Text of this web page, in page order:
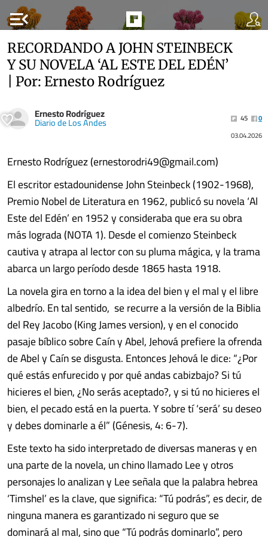
menu_open
RECORDANDO A JOHN STEINBECK
Y SU NOVELA ‘AL ESTE DEL EDÉN’
| Por: Ernesto Rodríguez
Ernesto Rodríguez
Diario de Los Andes 45
0
03.04.2026
Ernesto Rodríguez (ernestorodri49@gmail.com)
El escritor estadounidense John Steinbeck (1902-1968),
Premio Nobel de Literatura en 1962, publicó su novela ‘Al
Este del Edén’ en 1952 y consideraba que era su obra
más lograda (NOTA 1). Desde el comienzo Steinbeck
cautiva y atrapa al lector con su pluma mágica, y la trama
abarca un largo período desde 1865 hasta 1918.
La novela gira en torno a la idea del bien y el mal y el libre
albedrío. En tal sentido, se recurre a la versión de la Biblia
del Rey Jacobo (King James version), y en el conocido
pasaje bíblico sobre Caín y Abel, Jehová prefiere la ofrenda
de Abel y Caín se disgusta. Entonces Jehová le dice: “¿Por
qué estás enfurecido y por qué andas cabizbajo? Si tú
hicieres el bien, ¿No serás aceptado?, y si tú no hicieres el
bien, el pecado está en la puerta. Y sobre tí ‘será’ su deseo
y debes dominarle a él” (Génesis, 4: 6-7).
Este texto ha sido interpretado de diversas maneras y en
una parte de la novela, un chino llamado Lee y otros
personajes lo analizan y Lee señala que la palabra hebrea
‘Timshel’ es la clave, que significa: “Tú podrás”, es decir, de
ninguna manera es garantizado ni seguro que se
dominará al mal, sino que “Tú podrás dominarlo”, pero